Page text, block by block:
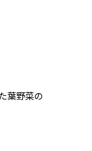
葉野菜の